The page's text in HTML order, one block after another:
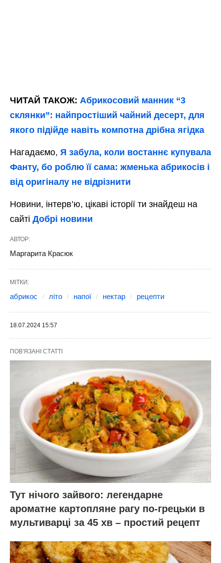
ЧИТАЙ ТАКОЖ: Абрикосовий манник “3
склянки”: найпростіший чайний десерт, для
якого підійде навіть компотна дрібна ягідка
Нагадаємо, Я забула, коли востаннє купувала
Фанту, бо роблю її сама: жменька абрикосів і
від оригіналу не відрізнити
Новини, інтерв’ю, цікаві історії ти знайдеш на
сайті Добрі новини
АВТОР:
Маргарита Красюк
МІТКИ:
абрикос літо напої нектар рецепти
18.07.2024 15:57
ПОВ'ЯЗАНІ СТАТТІ
Тут нічого зайвого: легендарне
ароматне картопляне рагу по-грецьки в
мультиварці за 45 хв – простий рецепт